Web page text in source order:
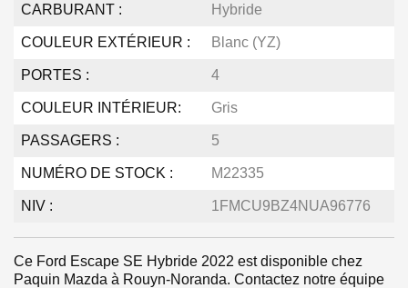
CARBURANT : Hybride
COULEUR EXTÉRIEUR : Blanc (YZ)
PORTES : 4
COULEUR INTÉRIEUR: Gris
PASSAGERS : 5
NUMÉRO DE STOCK : M22335
NIV : 1FMCU9BZ4NUA96776
Ce Ford Escape SE Hybride 2022 est disponible chez
Paquin Mazda à Rouyn-Noranda. Contactez notre équipe